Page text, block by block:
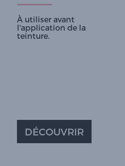
À utiliser avant
l'application de la
teinture.
DÉCOUVRIR